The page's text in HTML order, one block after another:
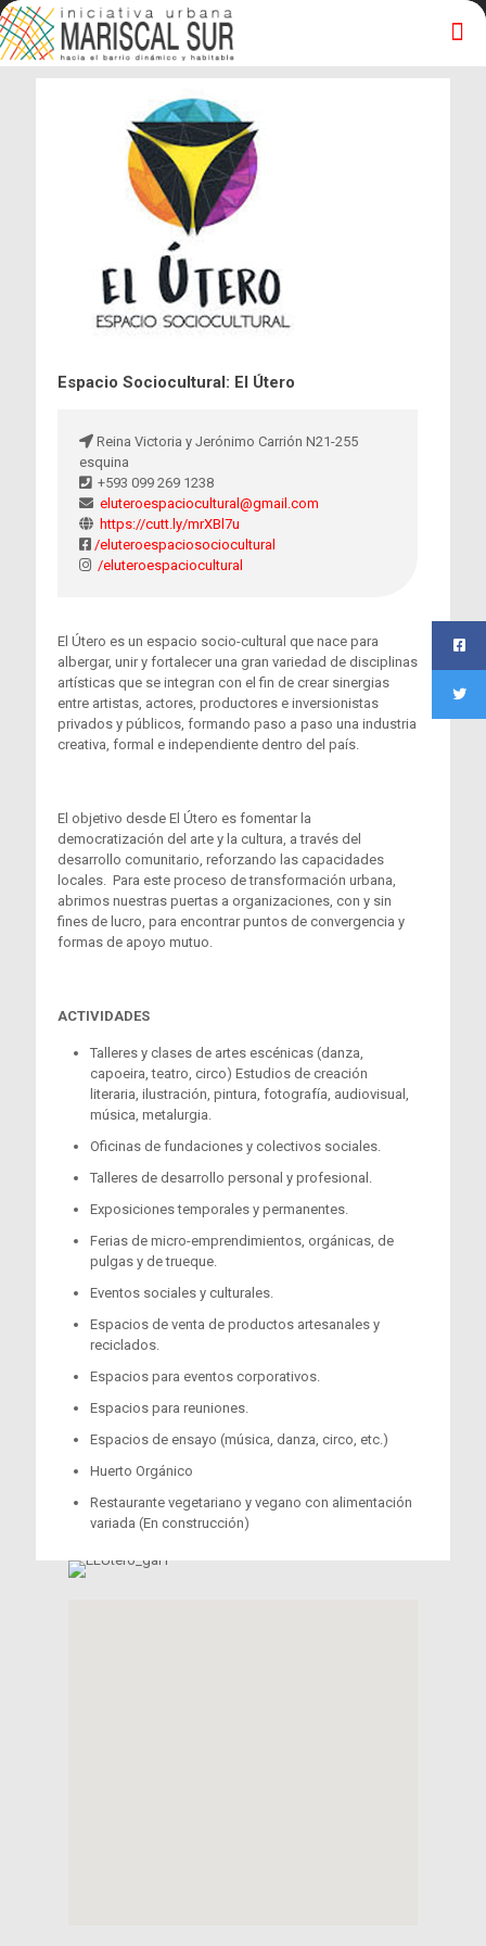
Espacio Sociocultural: El Útero
Reina Victoria y Jerónimo Carrión N21-255
esquina
+593 099 269 1238
eluteroespaciocultural@gmail.com
https://cutt.ly/mrXBl7u
/eluteroespaciosociocultural
/eluteroespaciocultural
El Útero es un espacio socio-cultural que nace para
albergar, unir y fortalecer una gran variedad de disciplinas
artísticas que se integran con el fin de crear sinergias
entre artistas, actores, productores e inversionistas
privados y públicos, formando paso a paso una industria
creativa, formal e independiente dentro del país.
El objetivo desde El Útero es fomentar la
democratización del arte y la cultura, a través del
desarrollo comunitario, reforzando las capacidades
locales. Para este proceso de transformación urbana,
abrimos nuestras puertas a organizaciones, con y sin
fines de lucro, para encontrar puntos de convergencia y
formas de apoyo mutuo.
ACTIVIDADES
Talleres y clases de artes escénicas (danza,
capoeira, teatro, circo) Estudios de creación
literaria, ilustración, pintura, fotografía, audiovisual,
música, metalurgia.
Oficinas de fundaciones y colectivos sociales.
Talleres de desarrollo personal y profesional.
Exposiciones temporales y permanentes.
Ferias de micro-emprendimientos, orgánicas, de
pulgas y de trueque.
Eventos sociales y culturales.
Espacios de venta de productos artesanales y
reciclados.
Espacios para eventos corporativos.
Espacios para reuniones.
Espacios de ensayo (música, danza, circo, etc.)
Huerto Orgánico
Restaurante vegetariano y vegano con alimentación
variada (En construcción)